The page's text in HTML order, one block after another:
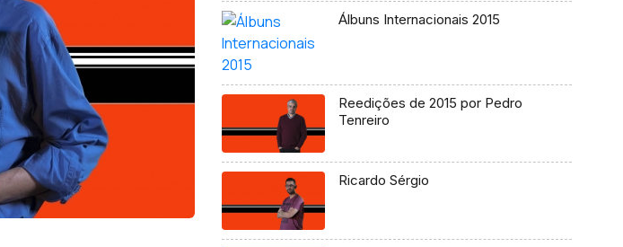
Álbuns Internacionais 2015
Reedições de 2015 por Pedro
Tenreiro
Ricardo Sérgio